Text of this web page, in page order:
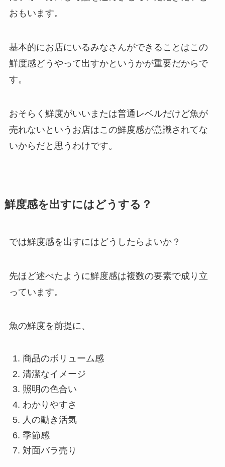
おもいます。
基本的にお店にいるみなさんができることはこの
鮮度感どうやって出すかというかが重要だからで
す。
おそらく鮮度がいいまたは普通レベルだけど魚が
売れないというお店はこの鮮度感が意識されてな
いからだと思うわけです。
鮮度感を出すにはどうする？
では鮮度感を出すにはどうしたらよいか？
先ほど述べたように鮮度感は複数の要素で成り立
っています。
魚の鮮度を前提に、
商品のボリューム感
清潔なイメージ
照明の色合い
わかりやすさ
人の動き活気
季節感
対面バラ売り